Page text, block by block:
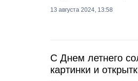
13 августа 2024, 13:58
C Днем летнего
картинки и